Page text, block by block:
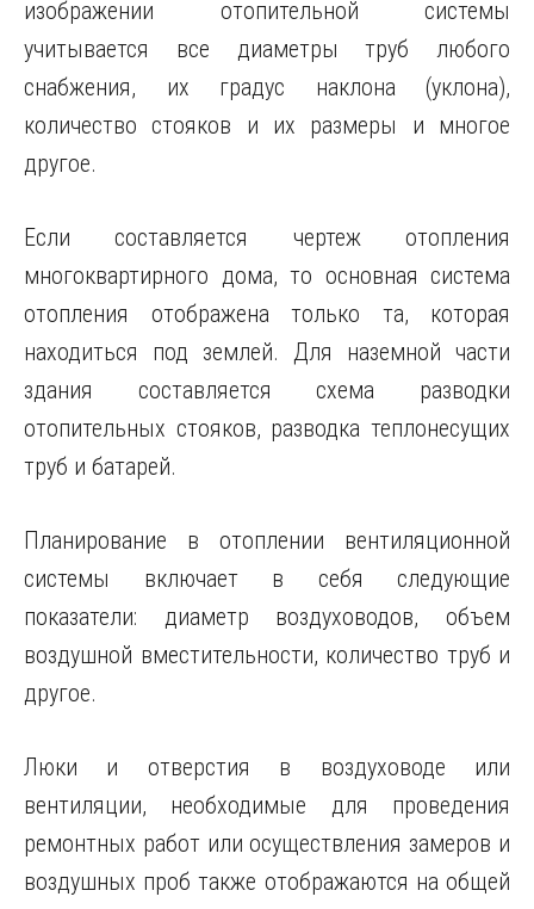
изображении отопительной системы
учитывается все диаметры труб любого
снабжения, их градус наклона (уклона),
количество стояков и их размеры и многое
другое.
Если составляется чертеж отопления
многоквартирного дома, то основная система
отопления отображена только та, которая
находиться под землей. Для наземной части
здания составляется схема разводки
отопительных стояков, разводка теплонесущих
труб и батарей.
Планирование в отоплении вентиляционной
системы включает в себя следующие
показатели: диаметр воздуховодов, объем
воздушной вместительности, количество труб и
другое.
Люки и отверстия в воздуховоде или
вентиляции, необходимые для проведения
ремонтных работ или осуществления замеров и
воздушных проб также отображаются на общей